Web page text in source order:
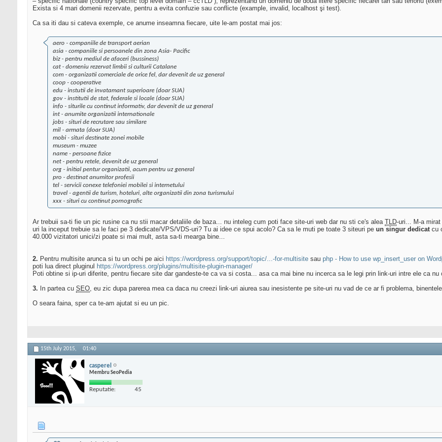
Exista si 4 mari domenii rezervate, pentru a evita confuzie sau conflicte (example, invalid, localhost şi test).
Ca sa iti dau si cateva exemple, ce anume inseamna fiecare, uite le-am postat mai jos:
aero - companiile de transport aerian
asia - companiile si persoanele din zona Asia- Pacific
biz - pentru mediul de afaceri (bussiness)
cat - domeniu rezervat limbii si culturii Catalane
com - organizatii comerciale de orice fel, dar devenit de uz general
coop - cooperative
edu - instutii de invatamant superioare (doar SUA)
gov - institutii de stat, federale si locale (doar SUA)
info - siturile cu continut informativ, dar devenit de uz general
int - anumite organizatii internationale
jobs - situri de recrutare sau similare
mil - armata (doar SUA)
mobi - situri destinate zonei mobile
museum - muzee
name - persoane fizice
net - pentru retele, devenit de uz general
org - initial pentur organizatii, acum pentru uz general
pro - destinat anumitor profesii
tel - servicii conexe telefoniei mobilei si internetului
travel - agentii de turism, hoteluri, alte organizatii din zona turismului
xxx - situri cu continut pornografic
Ar trebuii sa-ti fie un pic rusine ca nu stii macar detaliile de baza... nu inteleg cum poti face site-uri web dar nu sti ce's alea TLD-uri... M-a
uri la inceput trebuie sa le faci pe 3 dedicate/VPS/VDS-uri? Tu ai idee ce spui acolo? Ca sa le muti pe toate 3 siteuri pe un singur dedicatcu
40.000 vizitatori unici/zi poate si mai mult, asta sa-ti mearga bine...
2. Pentru multisite arunca si tu un ochi pe aici https://wordpress.org/support/topic/...-for-multisite sau php - How to use wp_insert_user on
poti lua direct pluginul https://wordpress.org/plugins/multisite-plugin-manager/
Poti obtine si ip-uri diferite, pentru fiecare site dar gandeste-te ca va si costa... asa ca mai bine nu incerca sa le legi prin link-uri intre ele ca
3. In partea cu SEO, eu zic dupa parerea mea ca daca nu creezi link-uri aiurea sau inesistente pe site-uri nu vad de ce ar fi problema,
O seara faina, sper ca te-am ajutat si eu un pic.
15th July 2015, 01:40
casperel
Membru SeoPedia
Reputatie: 45